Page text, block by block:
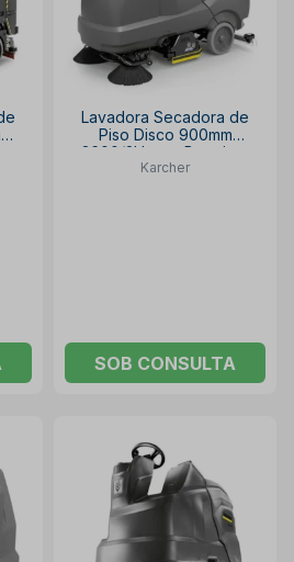
Lavadora Secadora de
Piso Disco 900mm
3600/2H com Bateria e
Carregador B 200 R
Karcher
SOB CONSULTA